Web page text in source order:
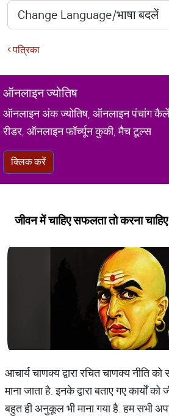
पत्रिका
ऑनलाइन ज्योतिष
ऑनलाइन अंक ज्योतिष, ऑनलाइन पंचांग
रीडर, ऑनलाइन फॉर्च्यून कुकी, मैच टूल्स
क्लिक करें
जीवन में चाहिए सफलता तो करना
आचार्य चाणक्य द्वारा रचित चाणक्य नीति
माना जाता है. इनके द्वारा बताए गए कार्यों
बहुत ही अनुकूल भी माना गया है. हम सभी